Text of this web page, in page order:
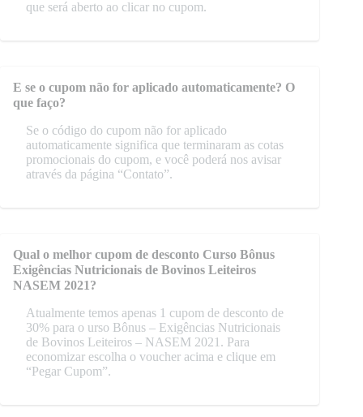
que será aberto ao clicar no cupom.
E se o cupom não for aplicado automaticamente? O
que faço?
Se o código do cupom não for aplicado
automaticamente significa que terminaram as cotas
promocionais do cupom, e você poderá nos avisar
através da página “Contato”.
Qual o melhor cupom de desconto Curso Bônus
Exigências Nutricionais de Bovinos Leiteiros
NASEM 2021?
Atualmente temos apenas 1 cupom de desconto de
30% para o urso Bônus – Exigências Nutricionais
de Bovinos Leiteiros – NASEM 2021. Para
economizar escolha o voucher acima e clique em
“Pegar Cupom”.